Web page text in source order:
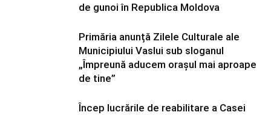
de gunoi în Republica Moldova
Primăria anunță Zilele Culturale ale
Municipiului Vaslui sub sloganul
„Împreună aducem orașul mai aproape
de tine”
Încep lucrările de reabilitare a Casei